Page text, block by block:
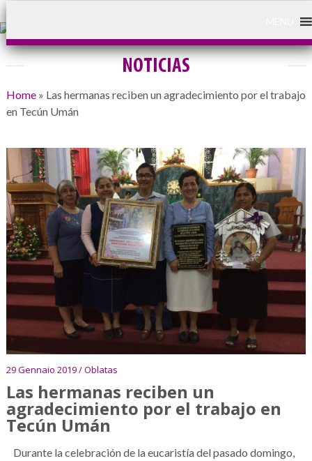
NOTICIAS
Home» Las hermanas reciben un agradecimiento por el trabajo
en Tecún Umán
29 Gennaio 2019 / Oblatas
Las hermanas reciben un
agradecimiento por el trabajo en
Tecún Umán
Durante la celebración de la eucaristía del pasado domingo,